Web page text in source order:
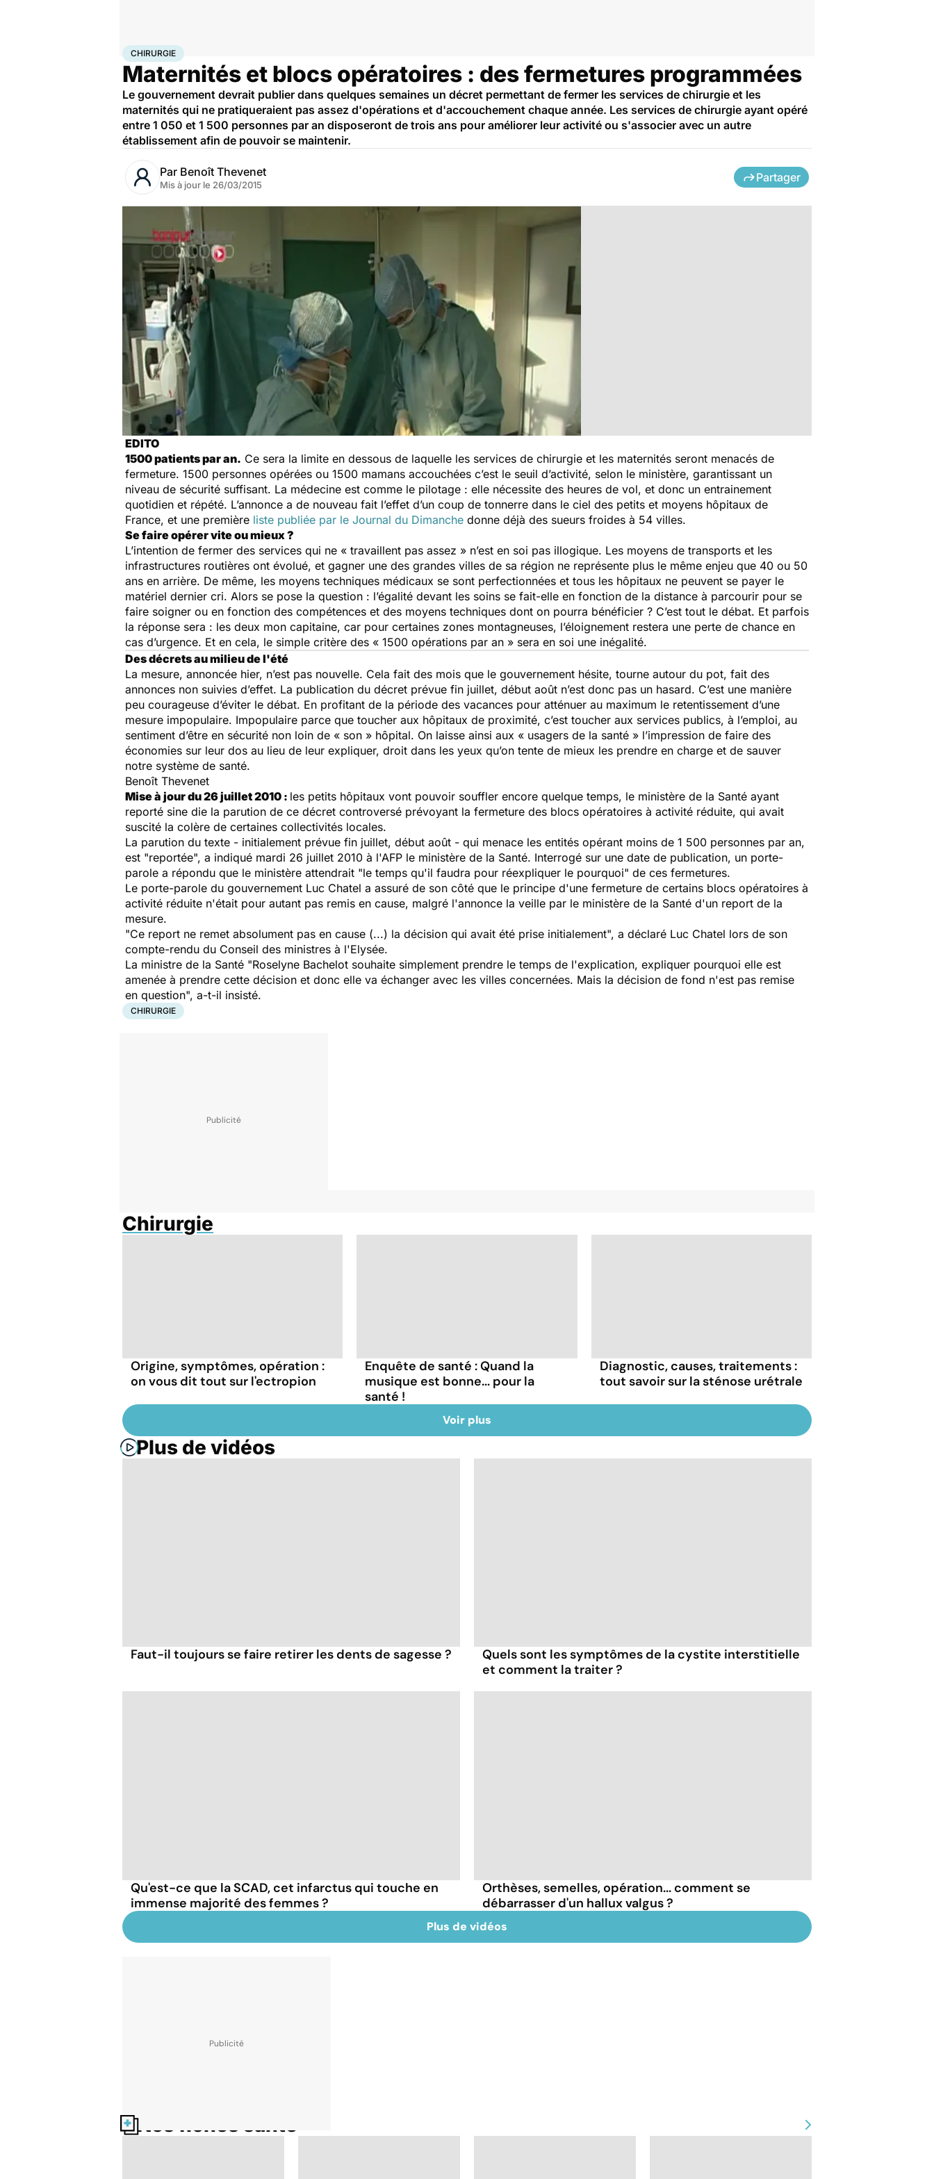
AccueilSantéMaladies
CHIRURGIE
Maternités et blocs opératoires : des fermetures programmées
Le gouvernement devrait publier dans quelques semaines un décret permettant de fermer les services de chirurgie et les
maternités qui ne pratiqueraient pas assez d'opérations et d'accouchement chaque année. Les services de chirurgie ayant opéré
entre 1 050 et 1 500 personnes par an disposeront de trois ans pour améliorer leur activité ou s'associer avec un autre
établissement afin de pouvoir se maintenir.
Par Benoît Thevenet
Mis à jour le 26/03/2015
Partager
EDITO
1500 patients par an. Ce sera la limite en dessous de laquelle les services de chirurgie et les maternités seront menacés de
fermeture. 1500 personnes opérées ou 1500 mamans accouchées c’est le seuil d’activité, selon le ministère, garantissant un
niveau de sécurité suffisant. La médecine est comme le pilotage : elle nécessite des heures de vol, et donc un entrainement
quotidien et répété. L’annonce a de nouveau fait l’effet d’un coup de tonnerre dans le ciel des petits et moyens hôpitaux de
France, et une première liste publiée par le Journal du Dimanche donne déjà des sueurs froides à 54 villes.
Se faire opérer vite ou mieux ?
L’intention de fermer des services qui ne « travaillent pas assez » n’est en soi pas illogique. Les moyens de transports et les
infrastructures routières ont évolué, et gagner une des grandes villes de sa région ne représente plus le même enjeu que 40 ou 50
ans en arrière. De même, les moyens techniques médicaux se sont perfectionnées et tous les hôpitaux ne peuvent se payer le
matériel dernier cri. Alors se pose la question : l’égalité devant les soins se fait-elle en fonction de la distance à parcourir pour se
faire soigner ou en fonction des compétences et des moyens techniques dont on pourra bénéficier ? C’est tout le débat. Et parfois
la réponse sera : les deux mon capitaine, car pour certaines zones montagneuses, l’éloignement restera une perte de chance en
cas d’urgence. Et en cela, le simple critère des « 1500 opérations par an » sera en soi une inégalité.
Des décrets au milieu de l'été
La mesure, annoncée hier, n’est pas nouvelle. Cela fait des mois que le gouvernement hésite, tourne autour du pot, fait des
annonces non suivies d’effet. La publication du décret prévue fin juillet, début août n’est donc pas un hasard. C’est une manière
peu courageuse d’éviter le débat. En profitant de la période des vacances pour atténuer au maximum le retentissement d’une
mesure impopulaire. Impopulaire parce que toucher aux hôpitaux de proximité, c’est toucher aux services publics, à l’emploi, au
sentiment d’être en sécurité non loin de « son » hôpital. On laisse ainsi aux « usagers de la santé » l’impression de faire des
économies sur leur dos au lieu de leur expliquer, droit dans les yeux qu’on tente de mieux les prendre en charge et de sauver
notre système de santé.
Benoît Thevenet
Mise à jour du 26 juillet 2010 : les petits hôpitaux vont pouvoir souffler encore quelque temps, le ministère de la Santé ayant
reporté sine die la parution de ce décret controversé prévoyant la fermeture des blocs opératoires à activité réduite, qui avait
suscité la colère de certaines collectivités locales.
La parution du texte - initialement prévue fin juillet, début août - qui menace les entités opérant moins de 1 500 personnes par an,
est "reportée", a indiqué mardi 26 juillet 2010 à l'AFP le ministère de la Santé. Interrogé sur une date de publication, un porte-
parole a répondu que le ministère attendrait "le temps qu'il faudra pour réexpliquer le pourquoi" de ces fermetures.
Le porte-parole du gouvernement Luc Chatel a assuré de son côté que le principe d'une fermeture de certains blocs opératoires à
activité réduite n'était pour autant pas remis en cause, malgré l'annonce la veille par le ministère de la Santé d'un report de la
mesure.
"Ce report ne remet absolument pas en cause (...) la décision qui avait été prise initialement", a déclaré Luc Chatel lors de son
compte-rendu du Conseil des ministres à l'Elysée.
La ministre de la Santé "Roselyne Bachelot souhaite simplement prendre le temps de l'explication, expliquer pourquoi elle est
amenée à prendre cette décision et donc elle va échanger avec les villes concernées. Mais la décision de fond n'est pas remise
en question", a-t-il insisté.
CHIRURGIE
Chirurgie
Origine, symptômes, opération :
on vous dit tout sur l'ectropion
Enquête de santé : Quand la
musique est bonne... pour la
santé !
Diagnostic, causes, traitements :
tout savoir sur la sténose urétrale
Voir plus
Plus de vidéos
Faut-il toujours se faire retirer les dents de sagesse ?
Quels sont les symptômes de la cystite interstitielle
et comment la traiter ?
Qu'est-ce que la SCAD, cet infarctus qui touche en
immense majorité des femmes ?
Orthèses, semelles, opération... comment se
débarrasser d'un hallux valgus ?
Plus de vidéos
Nos fiches santé